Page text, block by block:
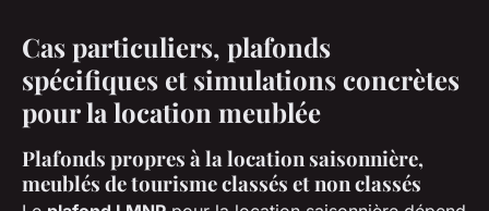
Cas particuliers, plafonds
spécifiques et simulations concrètes
pour la location meublée
Plafonds propres à la location saisonnière,
meublés de tourisme classés et non classés